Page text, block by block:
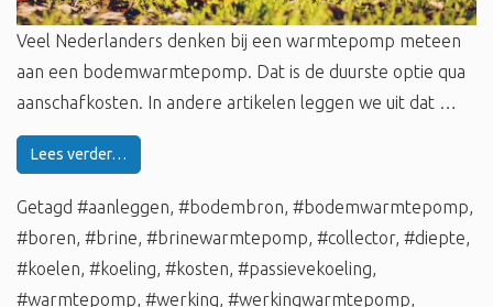
Veel Nederlanders denken bij een warmtepomp meteen
aan een bodemwarmtepomp. Dat is de duurste optie qua
aanschafkosten. In andere artikelen leggen we uit dat …
Lees verder…
Getagd #aanleggen, #bodembron, #bodemwarmtepomp,
#boren, #brine, #brinewarmtepomp, #collector, #diepte,
#koelen, #koeling, #kosten, #passievekoeling,
#warmtepomp, #werking, #werkingwarmtepomp,